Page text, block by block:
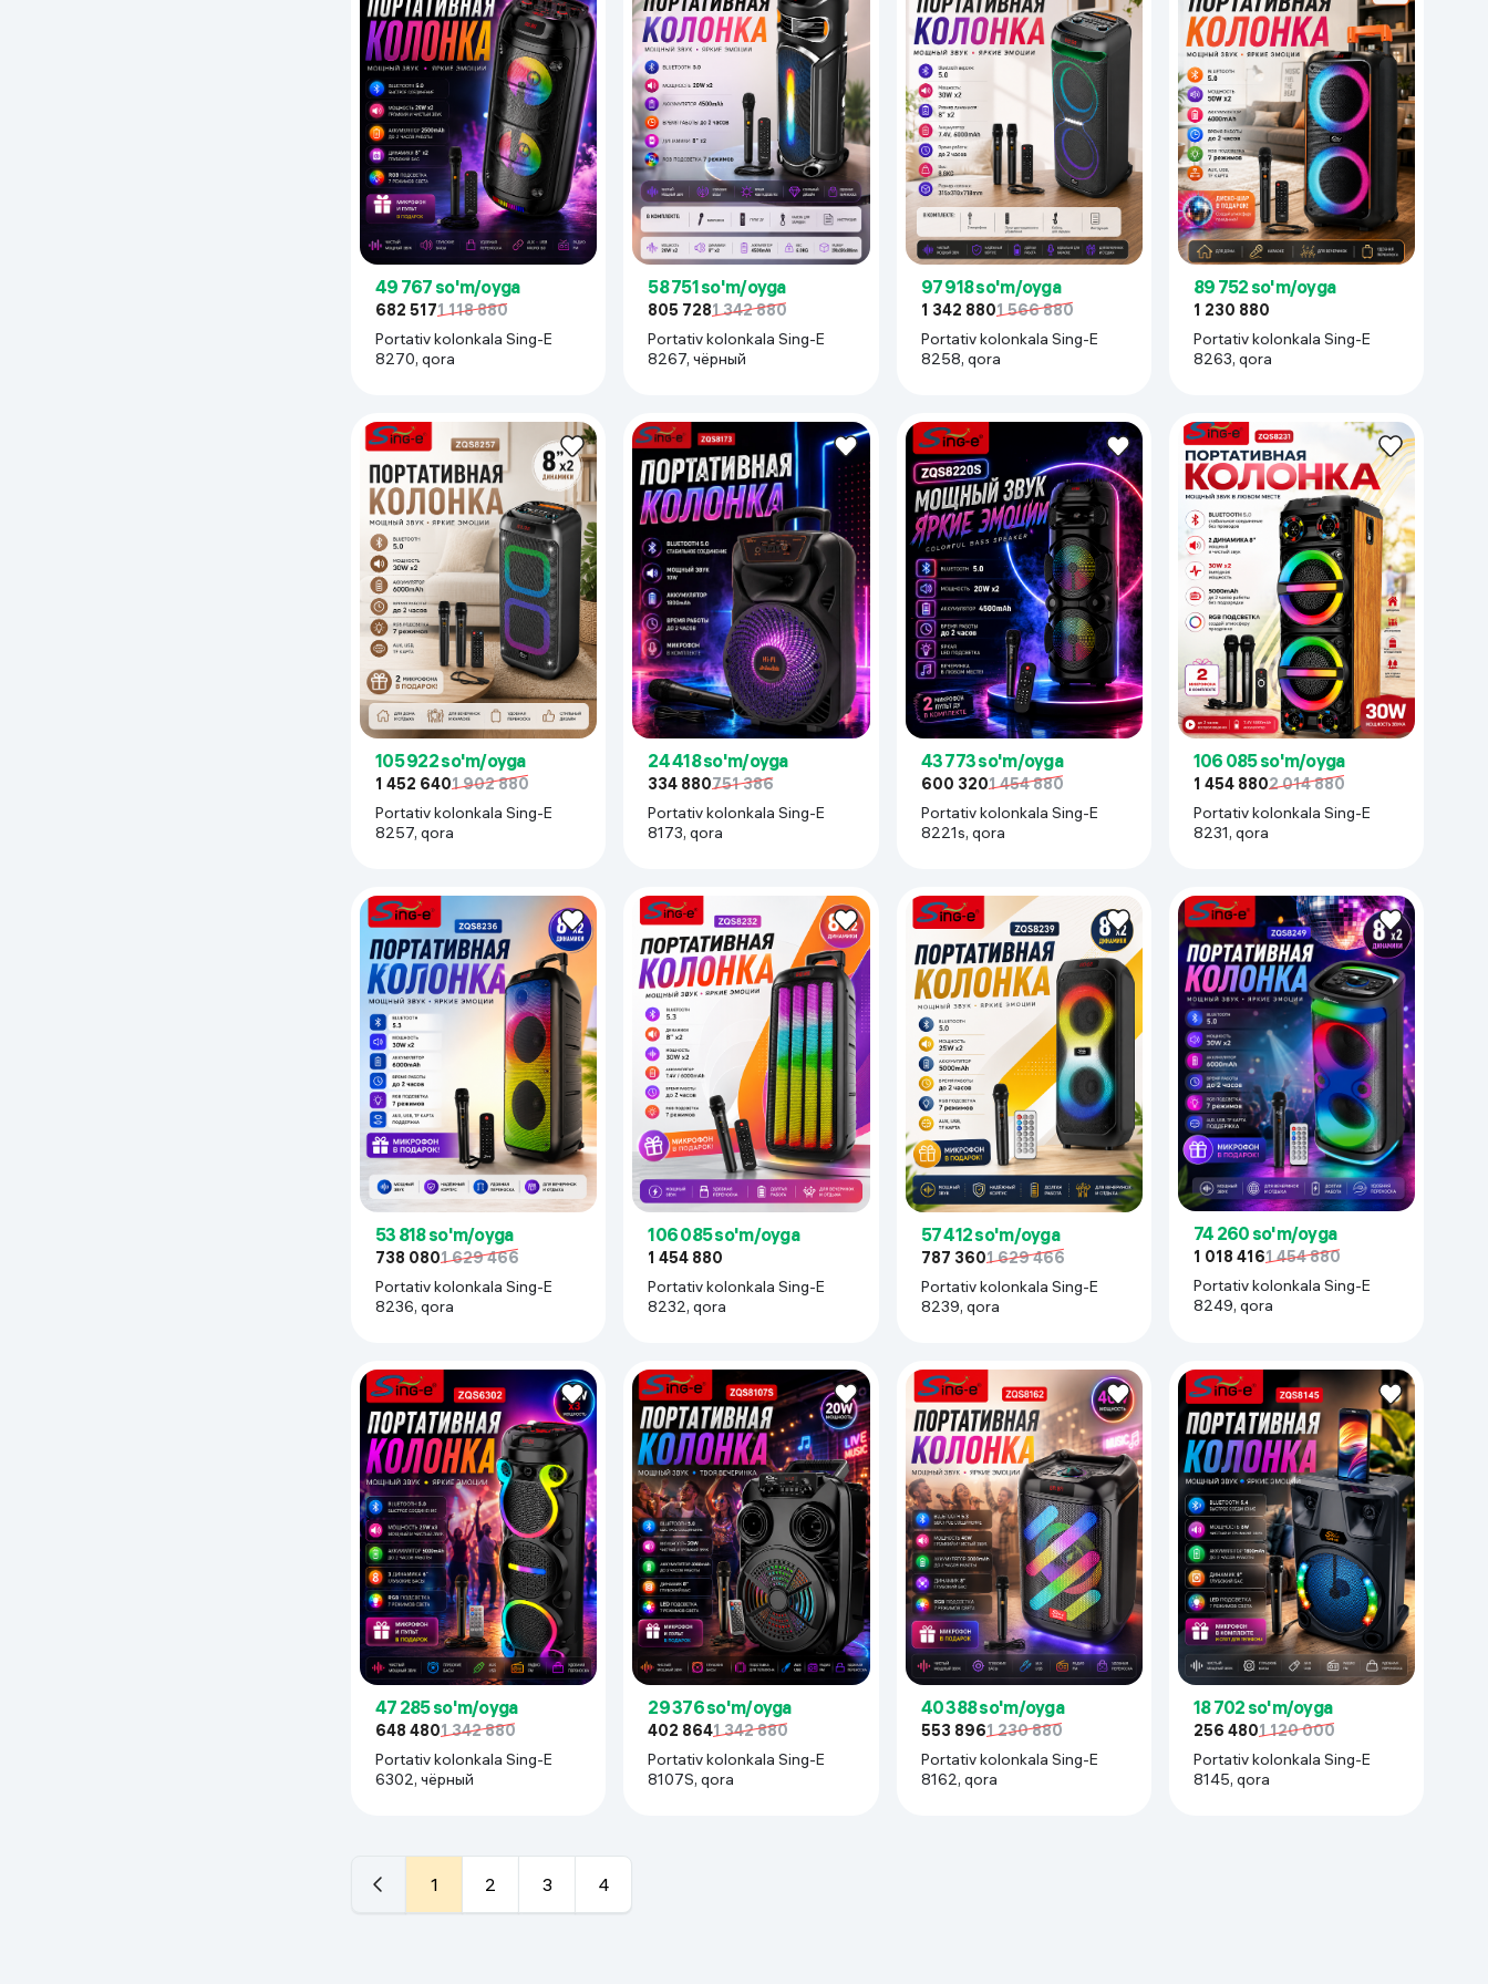
49 767 so'm/oyga
682 5171 118 880
Portativ kolonkala Sing-E
8270, qora
58 751 so'm/oyga
805 7281 342 880
Portativ kolonkala Sing-E
8267, чёрный
97 918 so'm/oyga
1 342 8801 566 880
Portativ kolonkala Sing-E
8258, qora
89 752 so'm/oyga
1 230 880
Portativ kolonkala Sing-E
8263, qora
105 922 so'm/oyga
1 452 6401 902 880
Portativ kolonkala Sing-E
8257, qora
24 418 so'm/oyga
334 880751 386
Portativ kolonkala Sing-E
8173, qora
43 773 so'm/oyga
600 3201 454 880
Portativ kolonkala Sing-E
8221s, qora
106 085 so'm/oyga
1 454 8802 014 880
Portativ kolonkala Sing-E
8231, qora
53 818 so'm/oyga
738 0801 629 466
Portativ kolonkala Sing-E
8236, qora
106 085 so'm/oyga
1 454 880
Portativ kolonkala Sing-E
8232, qora
57 412 so'm/oyga
787 3601 629 466
Portativ kolonkala Sing-E
8239, qora
74 260 so'm/oyga
1 018 4161 454 880
Portativ kolonkala Sing-E
8249, qora
47 285 so'm/oyga
648 4801 342 880
Portativ kolonkala Sing-E
6302, чёрный
29 376 so'm/oyga
402 8641 342 880
Portativ kolonkala Sing-E
8107S, qora
40 388 so'm/oyga
553 8961 230 880
Portativ kolonkala Sing-E
8162, qora
18 702 so'm/oyga
256 4801 120 000
Portativ kolonkala Sing-E
8145, qora
1 2 3 4